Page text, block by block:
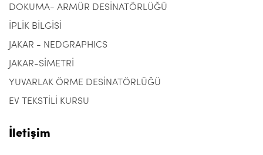
DOKUMA- ARMÜR DESİNATÖRLÜĞÜ
İPLİK BİLGİSİ
JAKAR - NEDGRAPHICS
JAKAR-SİMETRİ
YUVARLAK ÖRME DESİNATÖRLÜĞÜ
EV TEKSTİLİ KURSU
İletişim